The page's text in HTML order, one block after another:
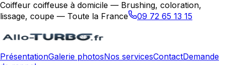
Coiffeur coiffeuse à domicile — Brushing, coloration,
lissage, coupe — Toute la France
09 72 65 13 15
PrésentationGalerie photosNos servicesContactDemande